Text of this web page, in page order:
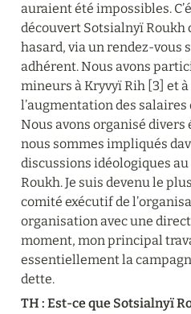
auraient été impossibles.
découvert Sotsialnyï
hasard, via un rendez-vous
adhérent. Nous avons
mineurs à Kryvyï Rih [3] et
l’augmentation des
Nous avons organisé divers
nous sommes impliqués
discussions idéologiques
Roukh. Je suis devenu le
comité exécutif de
organisation avec une
moment, mon principal
essentiellement la
dette.
TH : Est-ce que Sotsialnyï